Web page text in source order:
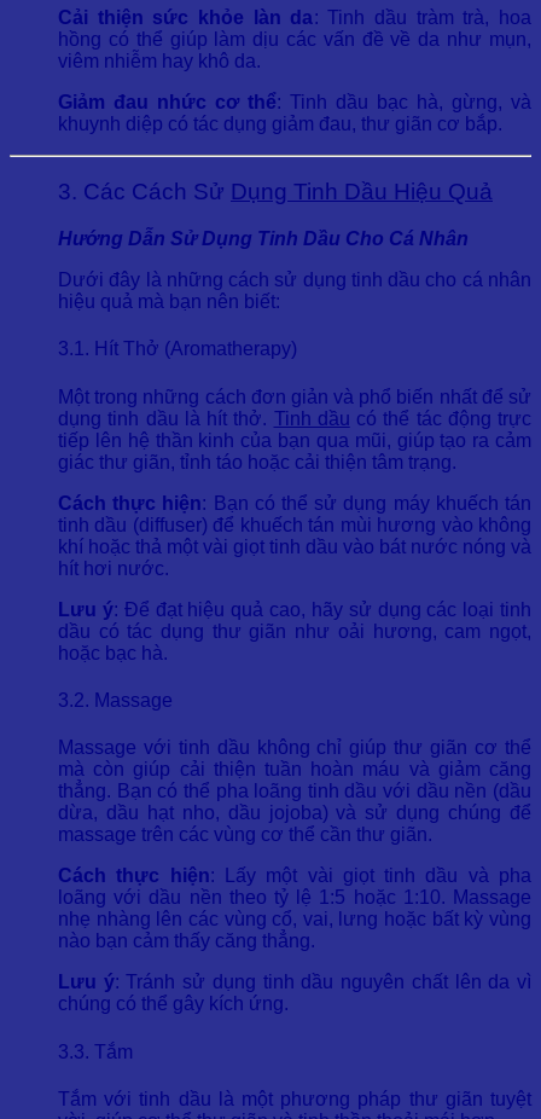
Cải thiện sức khỏe làn da: Tinh dầu tràm trà, hoa
hồng có thể giúp làm dịu các vấn đề về da như mụn,
viêm nhiễm hay khô da.
Giảm đau nhức cơ thể: Tinh dầu bạc hà, gừng, và
khuynh diệp có tác dụng giảm đau, thư giãn cơ bắp.
3. Các Cách Sử Dụng Tinh Dầu Hiệu Quả
Hướng Dẫn Sử Dụng Tinh Dầu Cho Cá Nhân
Dưới đây là những cách sử dụng tinh dầu cho cá nhân
hiệu quả mà bạn nên biết:
3.1. Hít Thở (Aromatherapy)
Một trong những cách đơn giản và phổ biến nhất để sử
dụng tinh dầu là hít thở. Tinh dầu có thể tác động trực
tiếp lên hệ thần kinh của bạn qua mũi, giúp tạo ra cảm
giác thư giãn, tỉnh táo hoặc cải thiện tâm trạng.
Cách thực hiện: Bạn có thể sử dụng máy khuếch tán
tinh dầu (diffuser) để khuếch tán mùi hương vào không
khí hoặc thả một vài giọt tinh dầu vào bát nước nóng và
hít hơi nước.
Lưu ý: Để đạt hiệu quả cao, hãy sử dụng các loại tinh
dầu có tác dụng thư giãn như oải hương, cam ngọt,
hoặc bạc hà.
3.2. Massage
Massage với tinh dầu không chỉ giúp thư giãn cơ thể
mà còn giúp cải thiện tuần hoàn máu và giảm căng
thẳng. Bạn có thể pha loãng tinh dầu với dầu nền (dầu
dừa, dầu hạt nho, dầu jojoba) và sử dụng chúng để
massage trên các vùng cơ thể cần thư giãn.
Cách thực hiện: Lấy một vài giọt tinh dầu và pha
loãng với dầu nền theo tỷ lệ 1:5 hoặc 1:10. Massage
nhẹ nhàng lên các vùng cổ, vai, lưng hoặc bất kỳ vùng
nào bạn cảm thấy căng thẳng.
Lưu ý: Tránh sử dụng tinh dầu nguyên chất lên da vì
chúng có thể gây kích ứng.
3.3. Tắm
Tắm với tinh dầu là một phương pháp thư giãn tuyệt